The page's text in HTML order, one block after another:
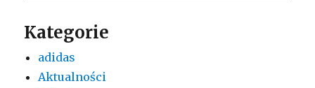
Kategorie
adidas
Aktualności